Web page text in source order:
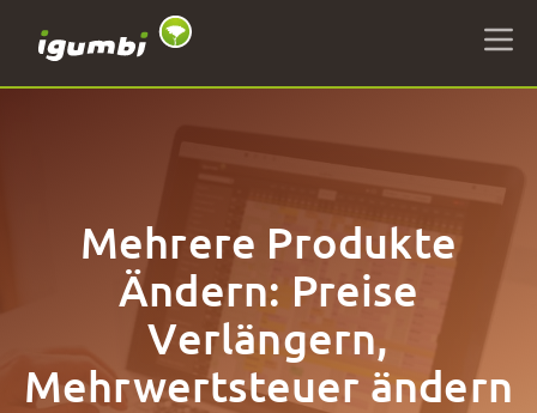
Mehrere Produkte
Ändern: Preise
Verlängern,
Mehrwertsteuer ändern